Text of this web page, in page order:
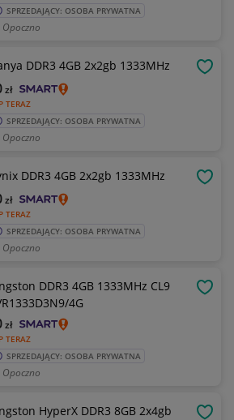
SPRZEDAJĄCY: OSOBA PRYWATNA
Opoczno
DDR3 4GB 2x2gb 1333MHz
TERAZ
zł
SPRZEDAJĄCY: OSOBA PRYWATNA
Opoczno
DDR3 4GB 2x2gb 1333MHz
TERAZ
zł
SPRZEDAJĄCY: OSOBA PRYWATNA
Opoczno
DDR3 4GB 1333MHz CL9
4G
TERAZ
zł
SPRZEDAJĄCY: OSOBA PRYWATNA
Opoczno
HyperX DDR3 8GB 2x4gb